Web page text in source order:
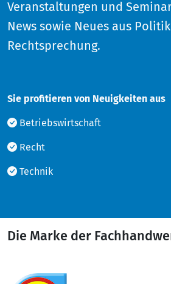
Veranstaltungen und
News sowie Neues aus
Rechtsprechung.
Sie profitieren von Neuigkeiten aus
Betriebswirtschaft
Recht
Technik
Die Marke der